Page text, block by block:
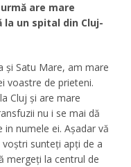
are mare
un spital din Cluj-
și Satu Mare, am mare
voastre de prieteni.
Cluj și are mare
nu i se mai dă
numele ei. Așadar vă
sunteți apți de a
mergeți la centrul de